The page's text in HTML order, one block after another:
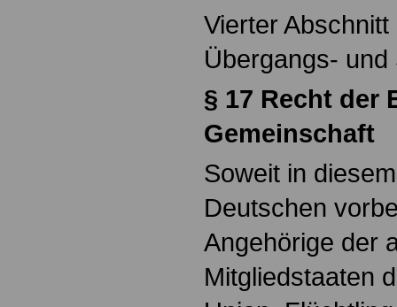
Vierter Abschnitt
Übergangs-
§ 17 Recht der
Gemeinschaft
Soweit in
Deutschen
Angehörige der
Mitgliedstaaten